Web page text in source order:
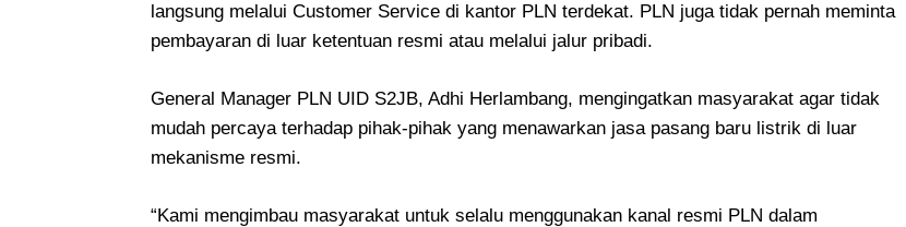
langsung melalui Customer Service di kantor PLN terdekat. PLN juga tidak pernah meminta
pembayaran di luar ketentuan resmi atau melalui jalur pribadi.
General Manager PLN UID S2JB, Adhi Herlambang, mengingatkan masyarakat agar tidak
mudah percaya terhadap pihak-pihak yang menawarkan jasa pasang baru listrik di luar
mekanisme resmi.
“Kami mengimbau masyarakat untuk selalu menggunakan kanal resmi PLN dalam